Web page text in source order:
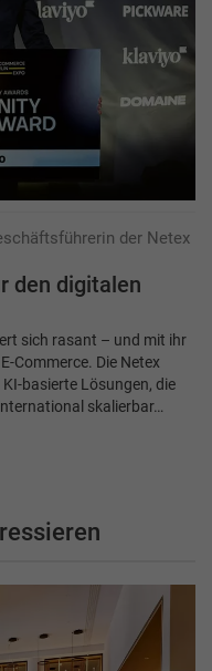
der Netex
den ­digitalen
sich rasant – und mit ihr
Commerce. Die Netex
basierte Lösungen, die
skalierbar…